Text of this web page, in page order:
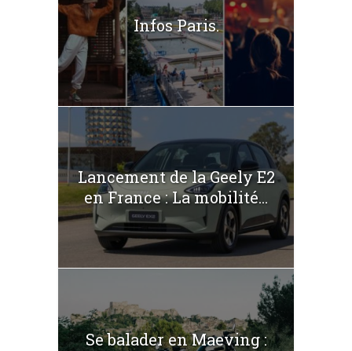
Infos Paris.
Lancement de la Geely E2
en France : La mobilité...
Se balader en Maeving :